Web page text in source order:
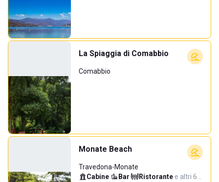
La Spiaggia di Comabbio
Comabbio
Monate Beach
Travedona-Monate
Cabine· Bar· Ristorante·e altri 6…